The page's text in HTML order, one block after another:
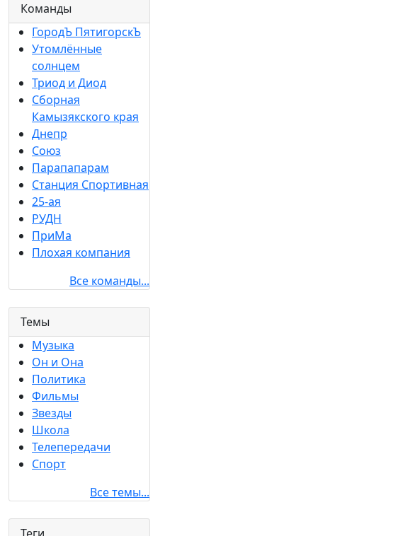
Команды
ГородЪ ПятигорскЪ
Утомлённые
солнцем
Триод и Диод
Сборная
Камызякского края
Днепр
Союз
Парапапарам
Станция Спортивная
25-ая
РУДН
ПриМа
Плохая компания
Все команды...
Темы
Музыка
Он и Она
Политика
Фильмы
Звезды
Школа
Телепередачи
Спорт
Все темы...